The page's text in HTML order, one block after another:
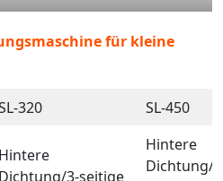
für kleine
320 SL-450
Hintere
Dichtung/3-seitige
Hintere
Dichtung/